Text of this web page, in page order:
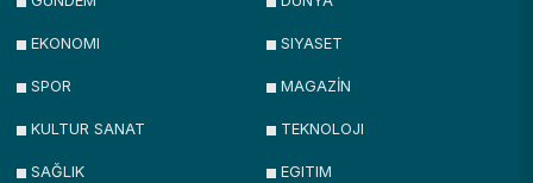
EKONOMI SIYASET
SPOR MAGAZİN
KULTUR SANAT TEKNOLOJI
SAĞLIK EGITIM